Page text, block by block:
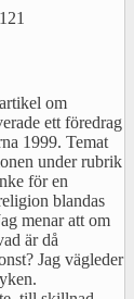
om
ett föredrag
1999. Temat
under rubrik
för en
blandas
menar att om
är då
Jag vägleder